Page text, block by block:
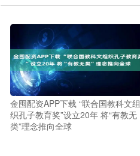
金囤配资APP下载 “联合国教科文组
织孔子教育奖”设立20年 将“有教无
类”理念推向全球